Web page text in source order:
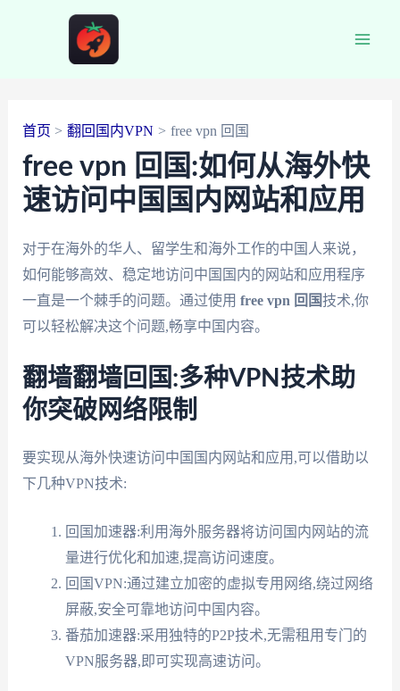
首页 翻回国内VPN free vpn 回国
free vpn 回国:如何从海外快
速访问中国国内网站和应用
对于在海外的华人、留学生和海外工作的中国人来说，
如何能够高效、稳定地访问中国国内的网站和应用程序
一直是一个棘手的问题。通过使用 free vpn 回国技术,你
可以轻松解决这个问题,畅享中国内容。
翻墙翻墙回国:多种VPN技术助
你突破网络限制
要实现从海外快速访问中国国内网站和应用,可以借助以
下几种VPN技术:
回国加速器:利用海外服务器将访问国内网站的流
量进行优化和加速,提高访问速度。
回国VPN:通过建立加密的虚拟专用网络,绕过网络
屏蔽,安全可靠地访问中国内容。
番茄加速器:采用独特的P2P技术,无需租用专门的
VPN服务器,即可实现高速访问。